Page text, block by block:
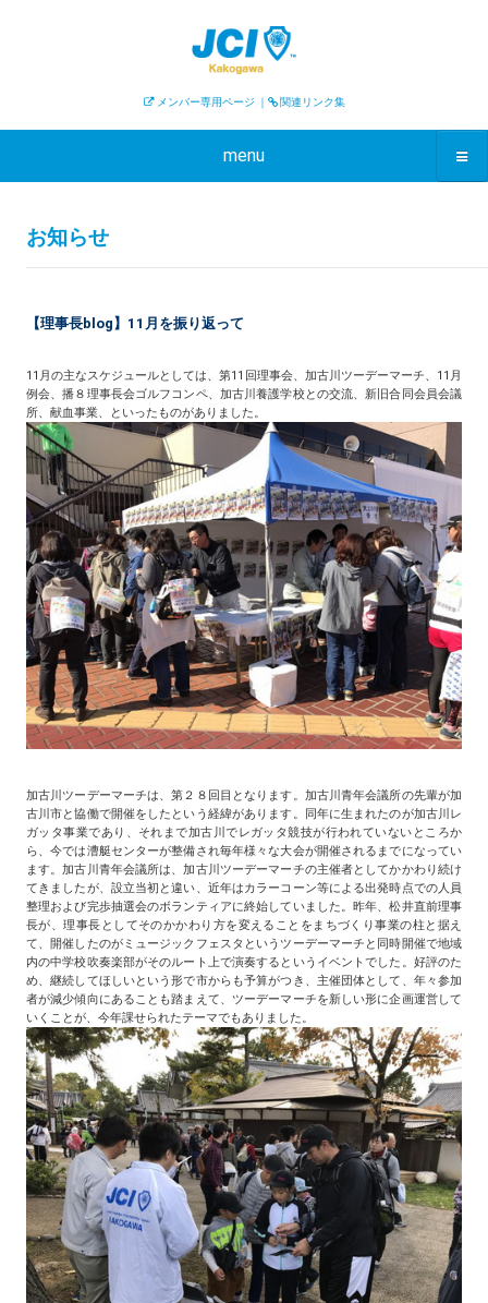
メンバー専用ページ ｜ 関連リンク集
menu
お知らせ
【理事長blog】11月を振り返って
11月の主なスケジュールとしては、第11回理事会、加古川ツーデーマーチ、11月
例会、播８理事長会ゴルフコンペ、加古川養護学校との交流、新旧合同会員会議
所、献血事業、といったものがありました。
加古川ツーデーマーチは、第２８回目となります。加古川青年会議所の先輩が加
古川市と協働で開催をしたという経緯があります。同年に生まれたのが加古川レ
ガッタ事業であり、それまで加古川でレガッタ競技が行われていないところか
ら、今では漕艇センターが整備され毎年様々な大会が開催されるまでになってい
ます。加古川青年会議所は、加古川ツーデーマーチの主催者としてかかわり続け
てきましたが、設立当初と違い、近年はカラーコーン等による出発時点での人員
整理および完歩抽選会のボランティアに終始していました。昨年、松井直前理事
長が、理事長としてそのかかわり方を変えることをまちづくり事業の柱と据え
て、開催したのがミュージックフェスタというツーデーマーチと同時開催で地域
内の中学校吹奏楽部がそのルート上で演奏するというイベントでした。好評のた
め、継続してほしいという形で市からも予算がつき、主催団体として、年々参加
者が減少傾向にあることも踏まえて、ツーデーマーチを新しい形に企画運営して
いくことが、今年課せられたテーマでもありました。